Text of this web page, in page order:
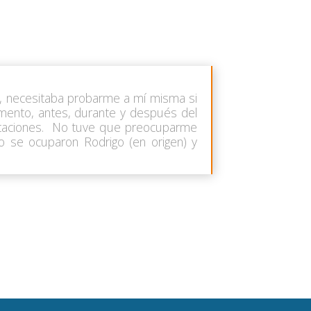
probarme a mí misma si
antes, durante y después del
No tuve que preocuparme
ocuparon Rodrigo (en origen) y